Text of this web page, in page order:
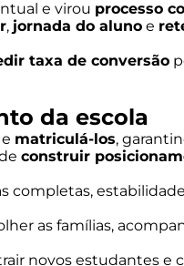
e virou processo
, jornada do aluno e
taxa de conversão
da escola
e matriculá-los,
construir
completas,
as famílias,
novos estudantes e